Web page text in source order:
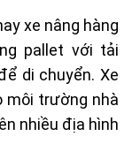
xe nâng hàng
pallet với tải
di chuyển. Xe
môi trường nhà
nhiều địa hình